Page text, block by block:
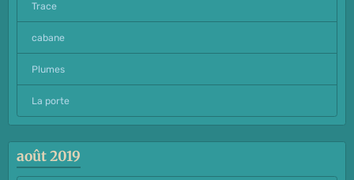
Trace
cabane
Plumes
La porte
août 2019